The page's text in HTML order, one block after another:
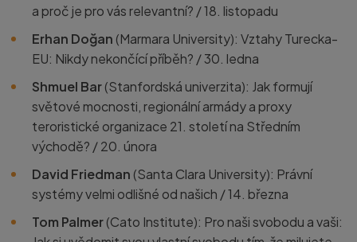
a proč je pro vás relevantní? / 18. listopadu
Erhan Doğan (Marmara University): Vztahy Turecka-
EU: Nikdy nekončící příběh? / 30. ledna
Shmuel Bar(Stanfordská univerzita): Jak formují
světové mocnosti, regionální armády a proxy
teroristické organizace 21. století na Středním
východě? / 20. února
David Friedman (Santa Clara University): Právní
systémy velmi odlišné od našich / 14. března
Tom Palmer(Cato Institute): Pro naši svobodu a vaši: